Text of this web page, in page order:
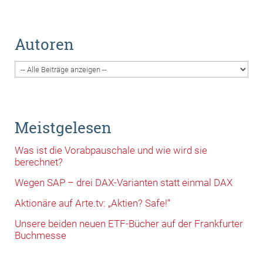
Autoren
Meistgelesen
Was ist die Vorabpauschale und wie wird sie
berechnet?
Wegen SAP – drei DAX-Varianten statt einmal DAX
Aktionäre auf Arte.tv: „Aktien? Safe!“
Unsere beiden neuen ETF-Bücher auf der Frankfurter
Buchmesse